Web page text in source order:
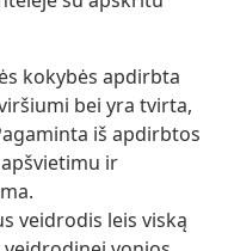
kokybės apdirbta
bei yra tvirta,
iš apdirbtos
ir
veidrodis leis viską